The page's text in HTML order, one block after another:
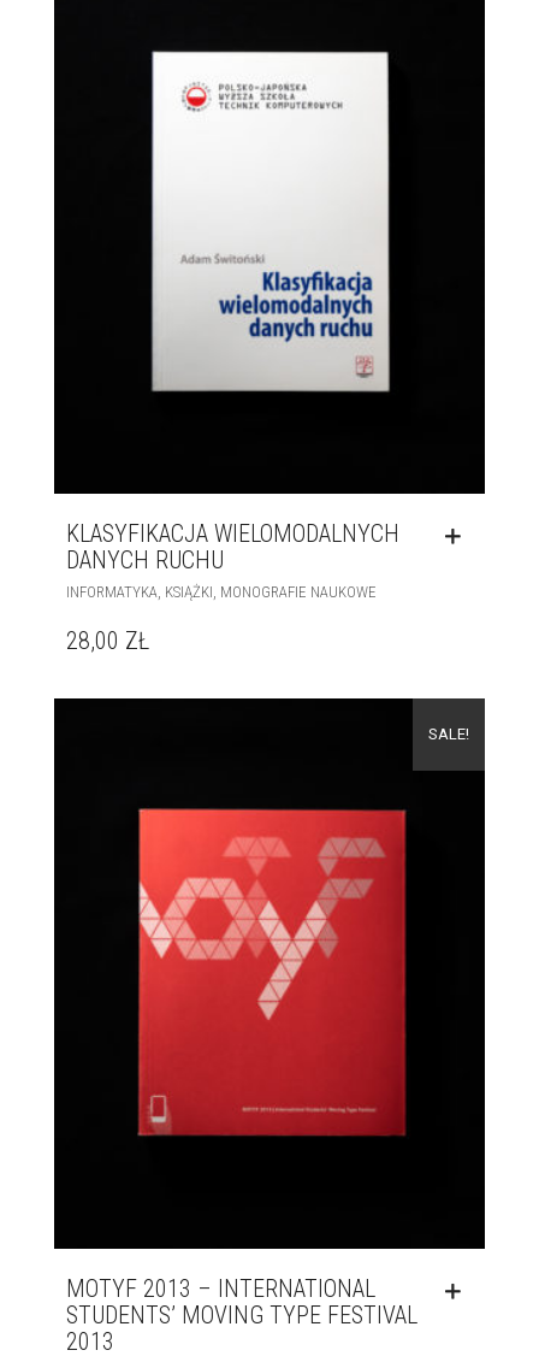
KLASYFIKACJA WIELOMODALNYCH
DANYCH RUCHU
INFORMATYKA KSIĄŻKI MONOGRAFIE NAUKOWE
28,00 ZŁ
SALE!
MOTYF 2013 – INTERNATIONAL
STUDENTS’ MOVING TYPE FESTIVAL
2013